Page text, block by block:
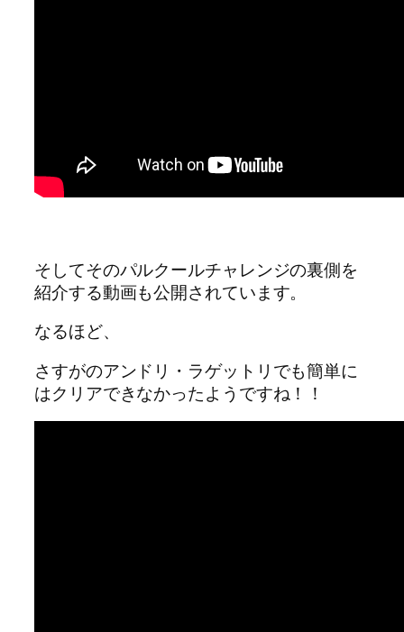
そしてそのパルクールチャレンジの裏側を
紹介する動画も公開されています。
なるほど、
さすがのアンドリ・ラゲットリでも簡単に
はクリアできなかったようですね！！